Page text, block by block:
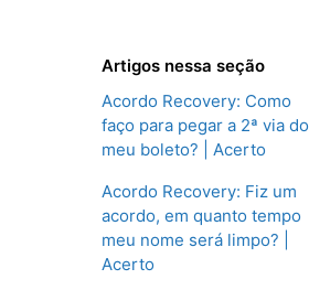
Artigos nessa seção
Acordo Recovery: Como
faço para pegar a 2ª via do
meu boleto? | Acerto
Acordo Recovery: Fiz um
acordo, em quanto tempo
meu nome será limpo? |
Acerto